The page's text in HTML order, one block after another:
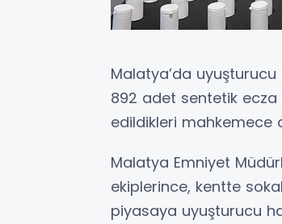
Malatya’da
892 adet sentetik ecza
edildikleri mahkemece
Malatya Emniyet
ekiplerince, kentte
piyasaya uyuşturucu